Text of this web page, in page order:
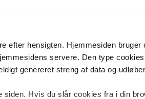
efter hensigten. Hjemmesiden bruger
servere. Den type
genereret streng af data og
Hvis du slår cookies fra i din